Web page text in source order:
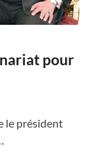
pour
le président